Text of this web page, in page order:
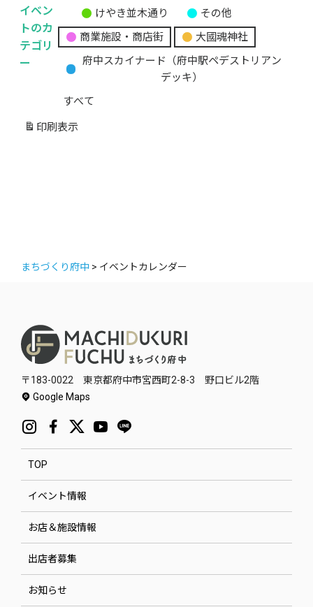
イベン
トのカ
テゴリ
ー
題
カ
ゴ
リ
けやき並木通り
その他
商業施設・商店街
大國魂神社
府中スカイナード（府中駅ペデストリアン
デッキ）
すべて
印刷 表示
まちづくり府中 > イベントカレンダー
〒183-0022 東京都府中市宮西町2-8-3 野口ビル2階
Google Maps
TOP
イベント情報
お店＆施設情報
出店者募集
お知らせ